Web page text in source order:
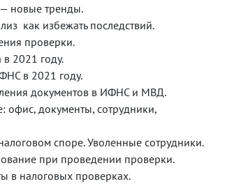
новые тренды.
как избежать последствий.
проверки.
2021 году.
в 2021 году.
документов в ИФНС и МВД.
офис, документы, сотрудники,
споре. Уволенные сотрудники.
при проведении проверки.
в налоговых проверках.